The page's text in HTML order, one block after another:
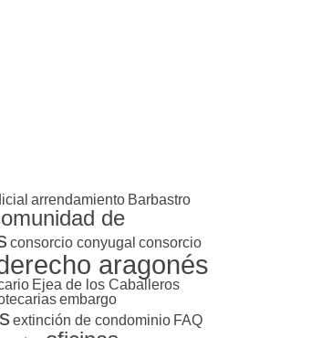
arrendamiento Barbastro
de
consorcio conyugal consorcio
aragonés
Ejea de los Caballeros
embargo
extinción de condominio FAQ